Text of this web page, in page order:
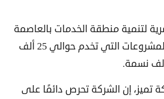
لتنمية منطقة الخدمات بالعاصمة
الإدارية الجديدة فمشروع ايفورى بلازا سيكون ضمن المشروعات التي تخدم حوالي 25 ألف
تميز، إن الشركة تحرص دائمًا على